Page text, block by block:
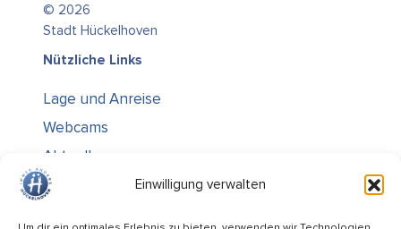
Einwilligung verwalten
© 2026
Stadt Hückelhoven
Nützliche Links
Lage und Anreise
Webcams
Aktuelles
Über uns
Kontakt / Öffnungszeiten